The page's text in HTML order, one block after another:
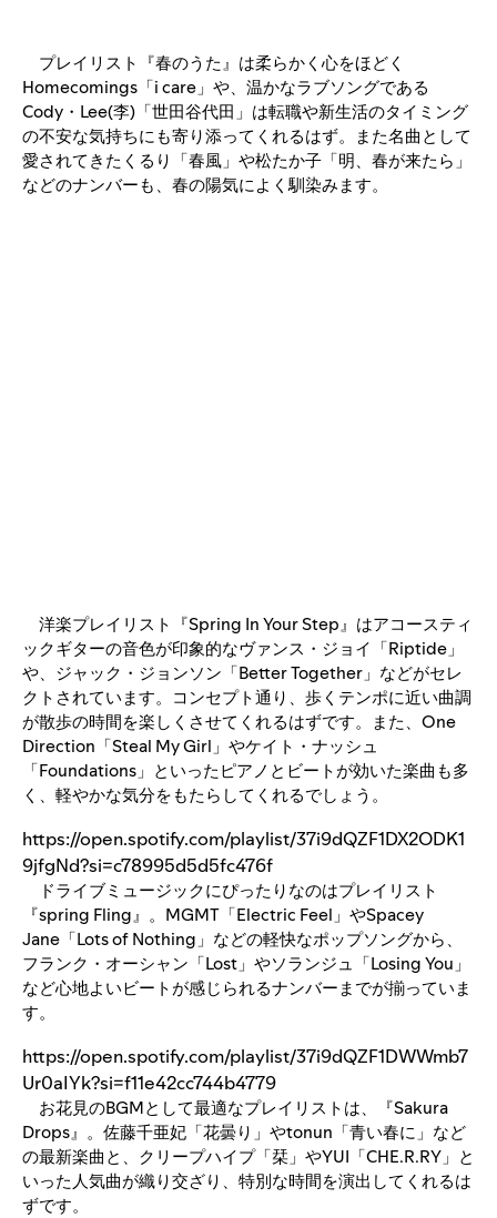
プレイリスト『春のうた』は柔らかく心をほどく
Homecomings「i care」や、温かなラブソングである
Cody・Lee(李)「世田谷代田」は転職や新生活のタイミング
の不安な気持ちにも寄り添ってくれるはず。また名曲として
愛されてきたくるり「春風」や松たか子「明、春が来たら」
などのナンバーも、春の陽気によく馴染みます。
洋楽プレイリスト『Spring In Your Step』はアコースティ
ックギターの音色が印象的なヴァンス・ジョイ「Riptide」
や、ジャック・ジョンソン「Better Together」などがセレ
クトされています。コンセプト通り、歩くテンポに近い曲調
が散歩の時間を楽しくさせてくれるはずです。また、One
Direction「Steal My Girl」やケイト・ナッシュ
「Foundations」といったピアノとビートが効いた楽曲も多
く、軽やかな気分をもたらしてくれるでしょう。
https://open.spotify.com/playlist/37i9dQZF1DX2ODK1
9jfgNd?si=c78995d5d5fc476f
ドライブミュージックにぴったりなのはプレイリスト
『spring Fling』。MGMT「Electric Feel」やSpacey
Jane「Lots of Nothing」などの軽快なポップソングから、
フランク・オーシャン「Lost」やソランジュ「Losing You」
など心地よいビートが感じられるナンバーまでが揃っていま
す。
https://open.spotify.com/playlist/37i9dQZF1DWWmb7
Ur0aIYk?si=f11e42cc744b4779
お花見のBGMとして最適なプレイリストは、『Sakura
Drops』。佐藤千亜妃「花曇り」やtonun「青い春に」など
の最新楽曲と、クリープハイプ「栞」やYUI「CHE.R.RY」と
いった人気曲が織り交ざり、特別な時間を演出してくれるは
ずです。